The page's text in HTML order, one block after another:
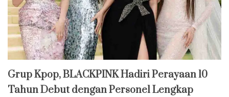
Grup Kpop, BLACKPINK Hadiri Perayaan 10
Tahun Debut dengan Personel Lengkap